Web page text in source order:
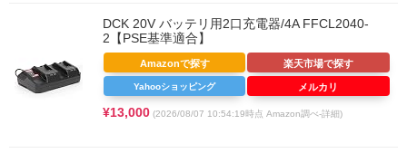
DCK 20V バッテリ用2口充電器/4A FFCL2040-
2【PSE基準適合】
¥13,000 (2026/08/07 10:54:19時点 Amazon調べ-詳細)
Amazonで探す 楽天市場で探す
Yahooショッピング メルカリ